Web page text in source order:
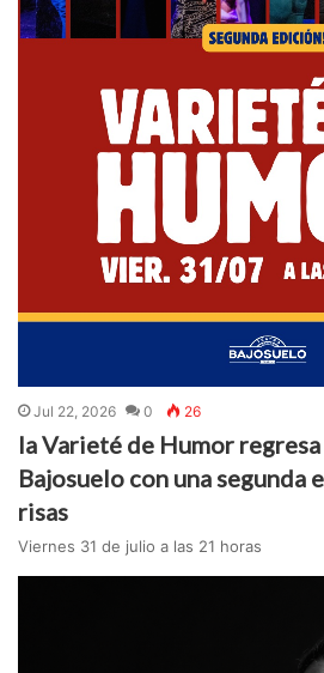
Jul 22, 2026 0 26
la Varieté de Humor
Bajosuelo con una segunda
risas
Viernes 31 de julio a las 21 horas